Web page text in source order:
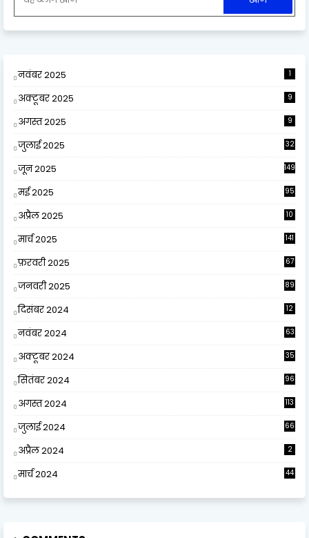
नवंबर 2025 1
अक्टूबर 2025 9
अगस्त 2025 9
जुलाई 2025 32
जून 2025 149
मई 2025 95
अप्रैल 2025
10
मार्च 2025 141
फ़रवरी 2025 67
जनवरी 2025 89
दिसंबर 2024
12
नवंबर 2024 63
अक्टूबर 2024 35
सितंबर 2024 96
अगस्त 2024 113
जुलाई 2024 66
अप्रैल 2024 2
मार्च 2024 44